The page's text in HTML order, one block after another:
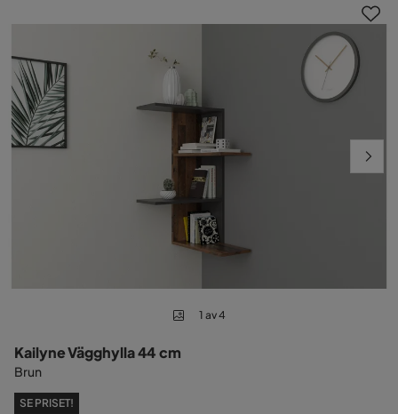
1 av 4
Kailyne Vägghylla 44 cm
Brun
SE PRISET!